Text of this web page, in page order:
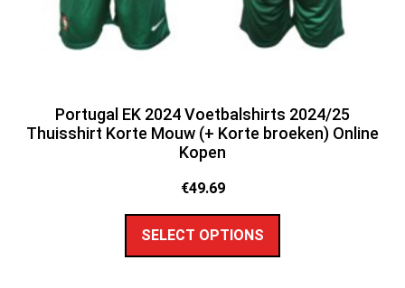
Portugal EK 2024 Voetbalshirts 2024/25
Thuisshirt Korte Mouw (+ Korte broeken) Online
Kopen
€49.69
SELECT OPTIONS